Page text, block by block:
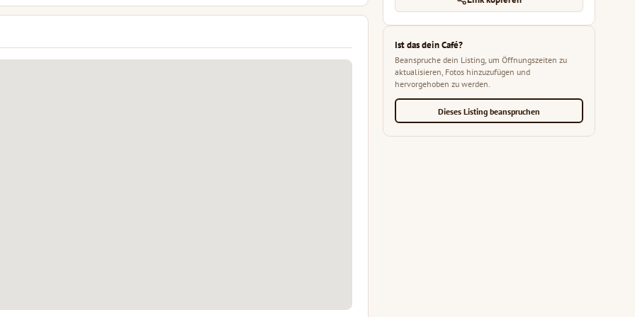
Ist das dein Café?
Beanspruche dein Listing, um Öffnungszeiten zu
aktualisieren, Fotos hinzuzufügen und
hervorgehoben zu werden.
Dieses Listing beanspruchen